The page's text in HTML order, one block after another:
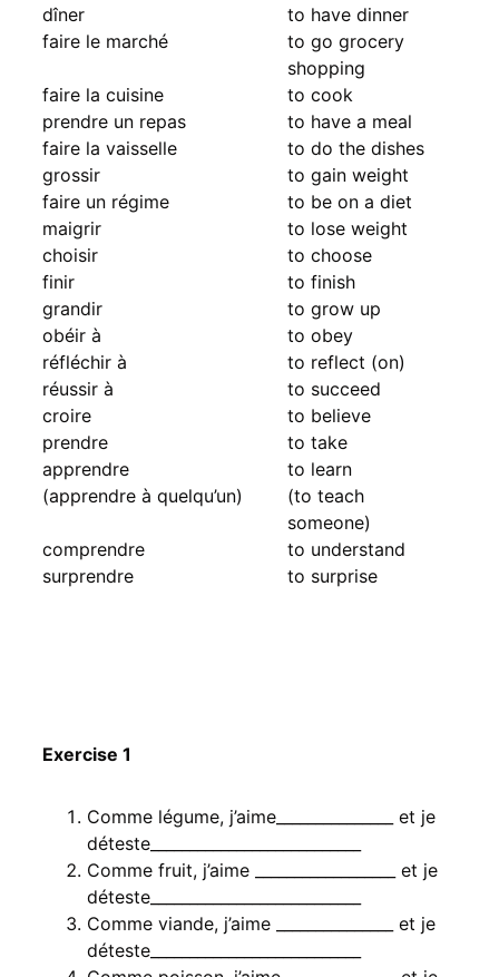
dîner
to have dinner
faire le marché
to go grocery
shopping
faire la cuisine
to cook
prendre un repas
to have a meal
faire la vaisselle
to do the dishes
grossir
to gain weight
faire un régime
to be on a diet
maigrir
to lose weight
choisir
to choose
finir
to finish
grandir
to grow up
obéir à
to obey
réfléchir à
to reflect (on)
réussir à
to succeed
croire
to believe
prendre
to take
apprendre
to learn
(apprendre à quelqu’un)
(to teach
someone)
comprendre
to understand
surprendre
to surprise
Exercise 1
Comme légume, j’aime_______________ et je
déteste___________________________
Comme fruit, j’aime __________________ et je
déteste___________________________
Comme viande, j’aime _______________ et je
déteste___________________________